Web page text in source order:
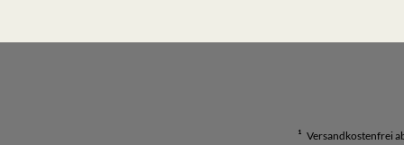
¹ Versandkostenfrei